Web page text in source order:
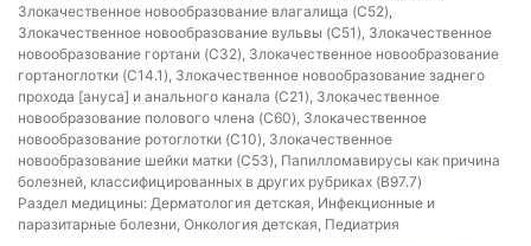
Злокачественное новообразование влагалища (C52),
Злокачественное новообразование вульвы (C51), Злокачественное
новообразование гортани (C32), Злокачественное новообразование
гортаноглотки (C14.1), Злокачественное новообразование заднего
прохода [ануса] и анального канала (C21), Злокачественное
новообразование полового члена (C60), Злокачественное
новообразование ротоглотки (C10), Злокачественное
новообразование шейки матки (C53), Папилломавирусы как причина
болезней, классифицированных в других рубриках (B97.7)
Раздел медицины: Дерматология детская, Инфекционные и
паразитарные болезни, Онкология детская, Педиатрия